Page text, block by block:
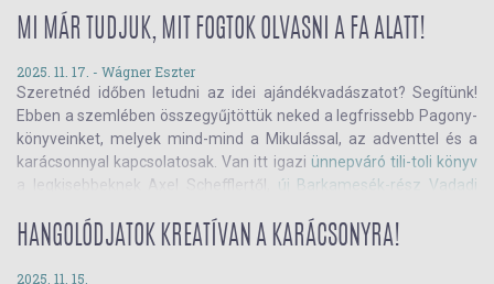
melyeket éveken keresztül ámulattal fognak forgatni a gyerekek,
és te is! Olvass tovább!
MI MÁR TUDJUK, MIT FOGTOK OLVASNI A FA ALATT!
2025. 11. 17. - Wágner Eszter
Szeretnéd időben letudni az idei ajándékvadászatot? Segítünk!
Ebben a szemlében összegyűjtöttük neked a legfrissebb Pagony-
könyveinket, melyek mind-mind a Mikulással, az adventtel és a
karácsonnyal kapcsolatosak. Van itt igazi ünnepváró tili-toli könyv
a legkisebbeknek Axel Schefflertől, új Barkamesék-rész Vadadi
kortársakkal, de Pásztohy Panka egykutyabarát karácsonyi
legkisebbektől egészen az alsós korosztályig mindenkinek van
HANGOLÓDJATOK KREATÍVAN A KARÁCSONYRA!
2025. 11. 15.